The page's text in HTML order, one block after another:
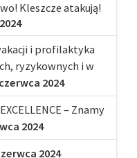
Kleszcze atakują!
i profilaktyka
ryzykownych i w
2024
– Znamy
2024
2024